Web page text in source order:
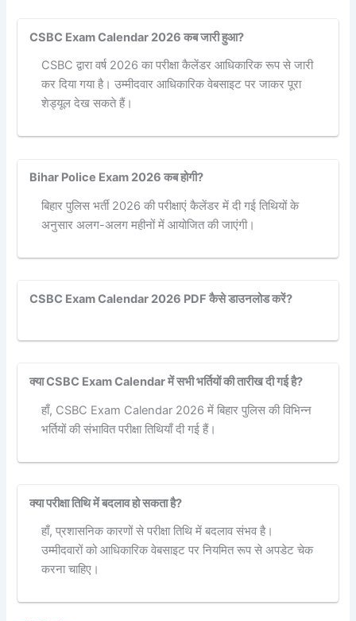
CSBC Exam Calendar 2026 कब जारी हुआ?
CSBC द्वारा वर्ष 2026 का परीक्षा कैलेंडर आधिकारिक रूप से जारी
कर दिया गया है। उम्मीदवार आधिकारिक वेबसाइट पर जाकर पूरा
शेड्यूल देख सकते हैं।
Bihar Police Exam 2026 कब होगी?
बिहार पुलिस भर्ती 2026 की परीक्षाएं कैलेंडर में दी गई तिथियों के
अनुसार अलग-अलग महीनों में आयोजित की जाएंगी।
CSBC Exam Calendar 2026 PDF कैसे डाउनलोड करें?
क्या CSBC Exam Calendar में सभी भर्तियों की तारीख दी गई है?
हाँ, CSBC Exam Calendar 2026 में बिहार पुलिस की विभिन्न
भर्तियों की संभावित परीक्षा तिथियाँ दी गई हैं।
क्या परीक्षा तिथि में बदलाव हो सकता है?
हाँ, प्रशासनिक कारणों से परीक्षा तिथि में बदलाव संभव है।
उम्मीदवारों को आधिकारिक वेबसाइट पर नियमित रूप से अपडेट चेक
करना चाहिए।